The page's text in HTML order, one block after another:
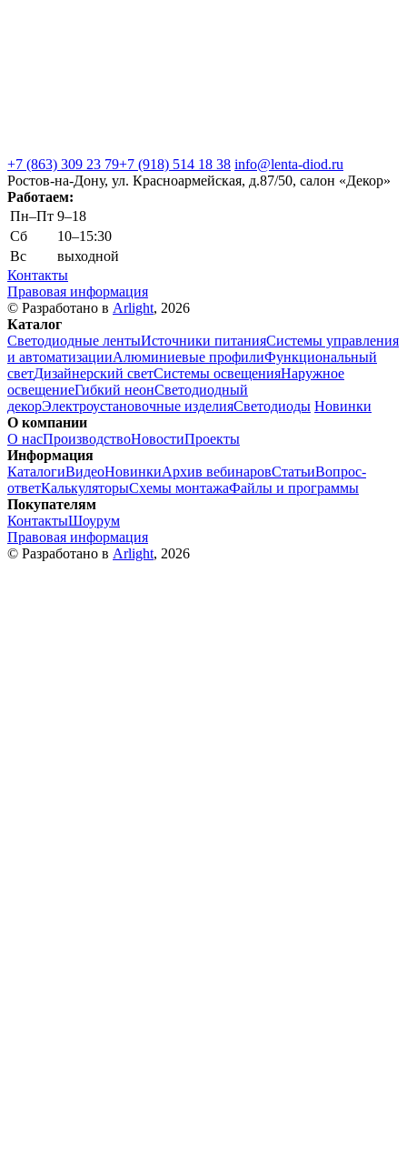
+7 (863) 309 23 79+7 (918) 514 18 38 info@lenta-diod.ru
Ростов-на-Дону, ул. Красноармейская, д.87/50, салон «Декор»
Работаем:
Пн–Пт 9–18
Сб
10–15:30
Вс
выходной
Контакты
Правовая информация
© Разработано в Arlight, 2026
Каталог
Светодиодные лентыИсточники питанияСистемы управления
и автоматизацииАлюминиевые профилиФункциональный
светДизайнерский светСистемы освещенияНаружное
освещениеГибкий неонСветодиодный
декорЭлектроустановочные изделияСветодиоды Новинки
О компании
О насПроизводствоНовостиПроекты
Информация
КаталогиВидеоНовинкиАрхив вебинаровСтатьиВопрос-
ответКалькуляторыСхемы монтажаФайлы и программы
Покупателям
КонтактыШоурум
Правовая информация
© Разработано в Arlight, 2026